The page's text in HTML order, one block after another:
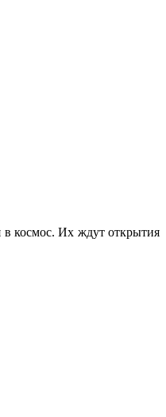
в космос. Их ждут открытия